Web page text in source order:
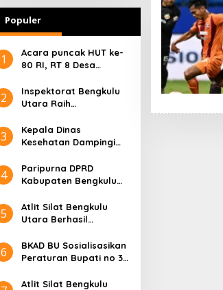
Populer
1
Acara puncak HUT ke-
80 RI, RT 8 Desa
Argamakmur Aman Dan
Meriah
2
Inspektorat Bengkulu
Utara Raih
3
Kepala Dinas
Kesehatan Dampingi
Resmikan Gedung
Puskesmas Prototype
4
Paripurna DPRD
Kabupaten Bengkulu
dan Wakil Bupati
Periode 2025 – 2030
5
Atlit Silat Bengkulu
Utara Berhasil
Perak Di Ajang 3nd
internasional Indonesia
2025Champions
6
BKAD BU Sosialisasikan
Peraturan Bupati no 33
Atlit Silat Bengkulu